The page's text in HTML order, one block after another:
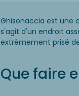
Ghisonaccia est une
s'agit d'un endroit
extrêmement prisé
Que faire